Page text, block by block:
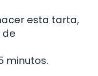
esta tarta,
de
minutos.